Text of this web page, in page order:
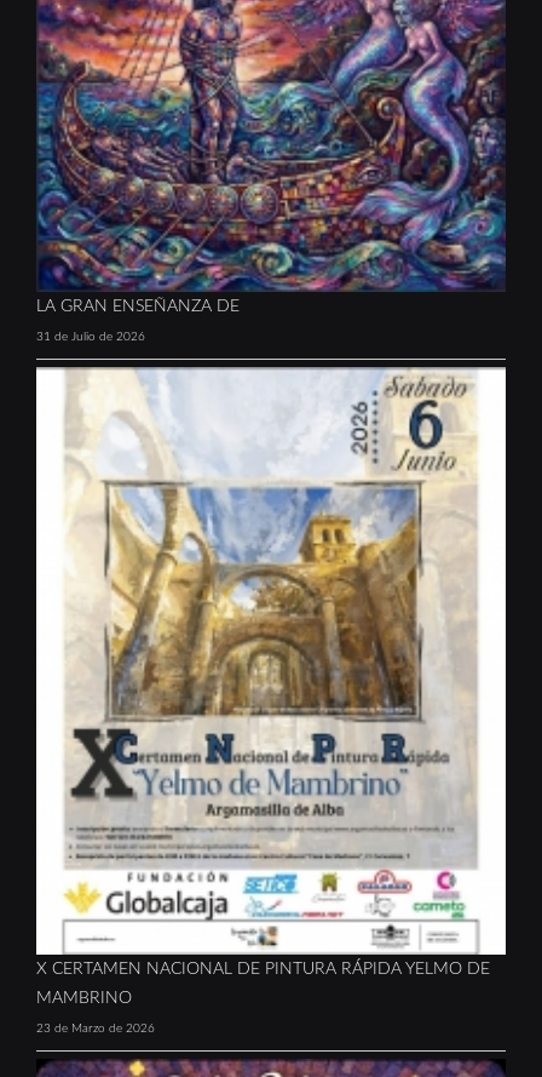
LA GRAN ENSEÑANZA DE
31 de Julio de 2026
X CERTAMEN NACIONAL DE PINTURA RÁPIDA YELMO DE
MAMBRINO
23 de Marzo de 2026